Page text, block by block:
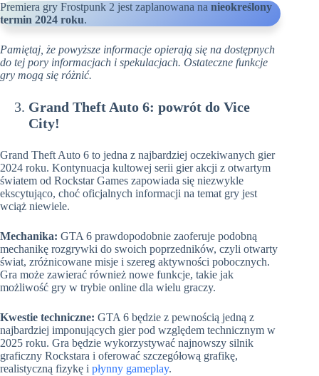
Premiera gry Frostpunk 2 jest zaplanowana na nieokreślony
termin 2024 roku.
Pamiętaj, że powyższe informacje opierają się na dostępnych
do tej pory informacjach i spekulacjach. Ostateczne funkcje
gry mogą się różnić.
Grand Theft Auto 6: powrót do Vice
City!
Grand Theft Auto 6 to jedna z najbardziej oczekiwanych gier
2024 roku. Kontynuacja kultowej serii gier akcji z otwartym
światem od Rockstar Games zapowiada się niezwykle
ekscytująco, choć oficjalnych informacji na temat gry jest
wciąż niewiele.
Mechanika: GTA 6 prawdopodobnie zaoferuje podobną
mechanikę rozgrywki do swoich poprzedników, czyli otwarty
świat, zróżnicowane misje i szereg aktywności pobocznych.
Gra może zawierać również nowe funkcje, takie jak
możliwość gry w trybie online dla wielu graczy.
Kwestie techniczne: GTA 6 będzie z pewnością jedną z
najbardziej imponujących gier pod względem technicznym w
2025 roku. Gra będzie wykorzystywać najnowszy silnik
graficzny Rockstara i oferować szczegółową grafikę,
realistyczną fizykę i płynny gameplay.